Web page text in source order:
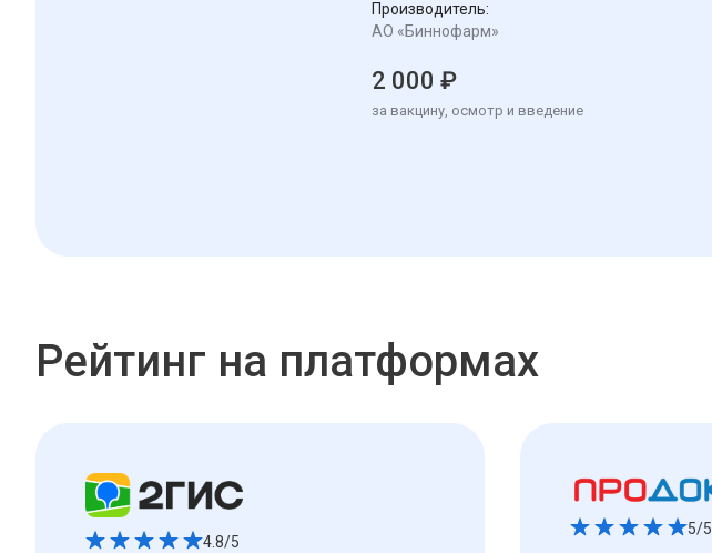
Производитель:
АО «Биннофарм»
2 000 ₽
за вакцину, осмотр и введение
Рейтинг на платформах
4.8/5
5/5